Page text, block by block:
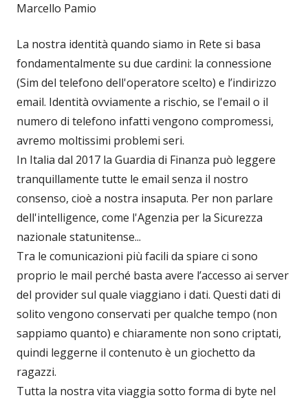
Marcello Pamio
La nostra identità quando siamo in Rete si basa
fondamentalmente su due cardini: la connessione
(Sim del telefono dell'operatore scelto) e l’indirizzo
email. Identità ovviamente a rischio, se l'email o il
numero di telefono infatti vengono compromessi,
avremo moltissimi problemi seri.
In Italia dal 2017 la Guardia di Finanza può leggere
tranquillamente tutte le email senza il nostro
consenso, cioè a nostra insaputa. Per non parlare
dell'intelligence, come l'Agenzia per la Sicurezza
nazionale statunitense...
Tra le comunicazioni più facili da spiare ci sono
proprio le mail perché basta avere l’accesso ai server
del provider sul quale viaggiano i dati. Questi dati di
solito vengono conservati per qualche tempo (non
sappiamo quanto) e chiaramente non sono criptati,
quindi leggerne il contenuto è un giochetto da
ragazzi.
Tutta la nostra vita viaggia sotto forma di byte nel